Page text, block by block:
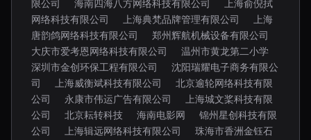
限公司
海南四海八方网络科技有限公司
上海俞倪拭
网络科技有限公司
上海典梵品牌管理有限公司
上海
唐韵鸽网络科技有限公司
郑州辉航机械设备有限公司
大庆市爱考恩网络科技有限公司
温州市黄龙第二小学
深圳市金创环保工程有限公司
沈阳瑞耀电子商务有限公
司
上海威衡斌科技有限公司
北京逾轮网络科技有限
公司
永康市伟运广告有限公司
上海城文桨科技有限
公司
北京耘转科技 海南电影网
锦州星创科技有限
公司
上海辑远网络科技有限公司
珠海市香洲金钰石